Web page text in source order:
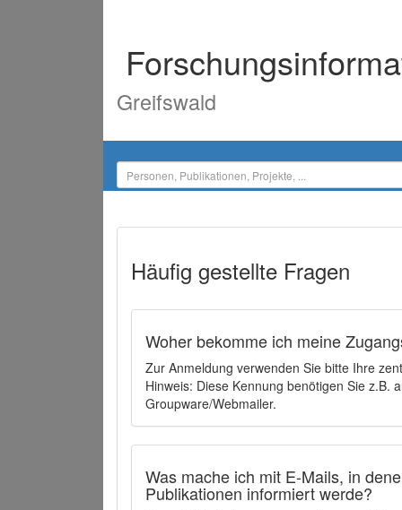
Greifswald
Häufig gestellte Fragen
Woher bekomme ich meine
Zur Anmeldung verwenden Sie bitte Ihre
Hinweis: Diese Kennung benötigen Sie z.B.
Groupware/Webmailer.
Was mache ich mit E-Mails, in
Publikationen informiert werde?